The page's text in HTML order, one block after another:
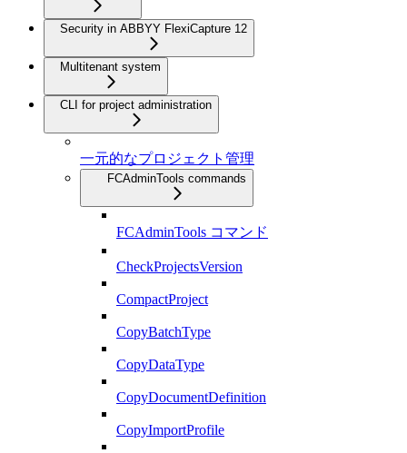
Security in ABBYY FlexiCapture 12
Multitenant system
CLI for project administration
一元的なプロジェクト管理
FCAdminTools commands
FCAdminTools コマンド
CheckProjectsVersion
CompactProject
CopyBatchType
CopyDataType
CopyDocumentDefinition
CopyImportProfile